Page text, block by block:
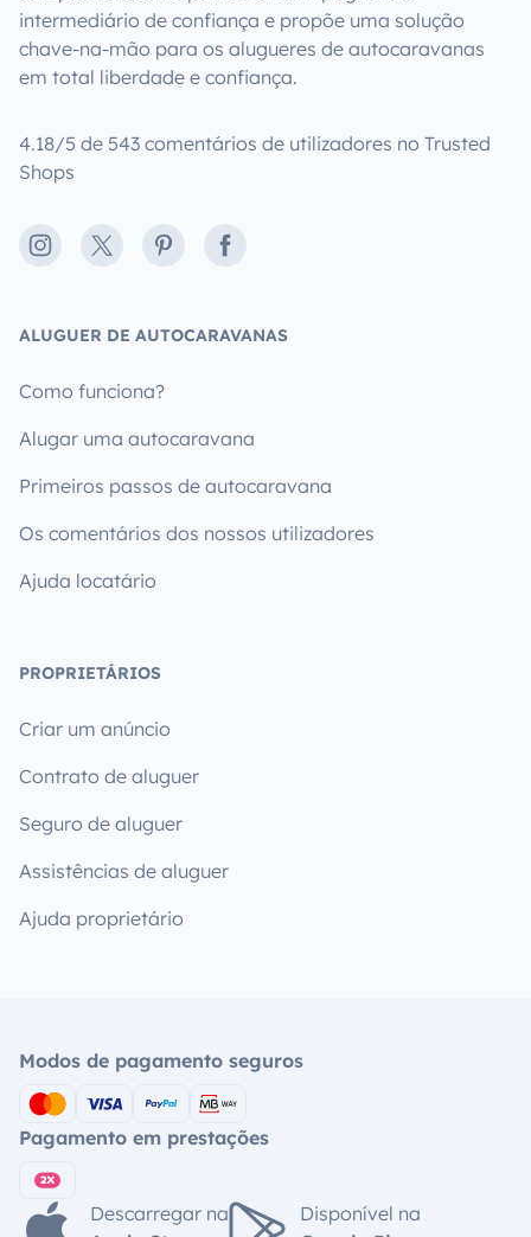
intermediário de confiança e propõe uma solução
chave-na-mão para os alugueres de autocaravanas
em total liberdade e confiança.
4.18/5 de 543 comentários de utilizadores no Trusted
Shops
Instagram
X PinterestFacebook
ALUGUER DE AUTOCARAVANAS
Como funciona?
Alugar uma autocaravana
Primeiros passos de autocaravana
Os comentários dos nossos utilizadores
Ajuda locatário
PROPRIETÁRIOS
Criar um anúncio
Contrato de aluguer
Seguro de aluguer
Assistências de aluguer
Ajuda proprietário
Modos de pagamento seguros
Pagamento em prestações
Descarregar na
Disponível na